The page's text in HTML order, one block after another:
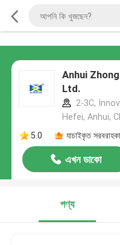
Anhui
Ltd.
2-3C,
Hefei, Anhui,
5.0
যাচাইকৃত
এখন ডাকো
পণ্য